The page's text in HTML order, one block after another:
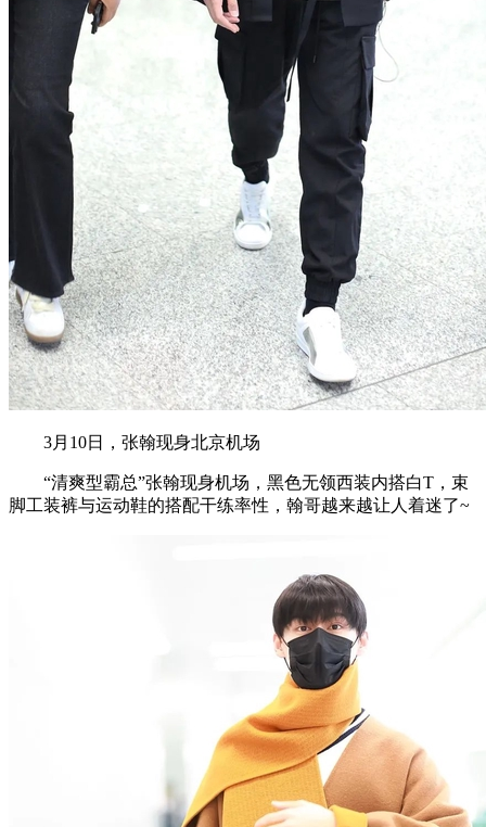
3月10日，张翰现身北京机场
“清爽型霸总”张翰现身机场，黑色无领西装内搭白T，束
脚工装裤与运动鞋的搭配干练率性，翰哥越来越让人着迷了~